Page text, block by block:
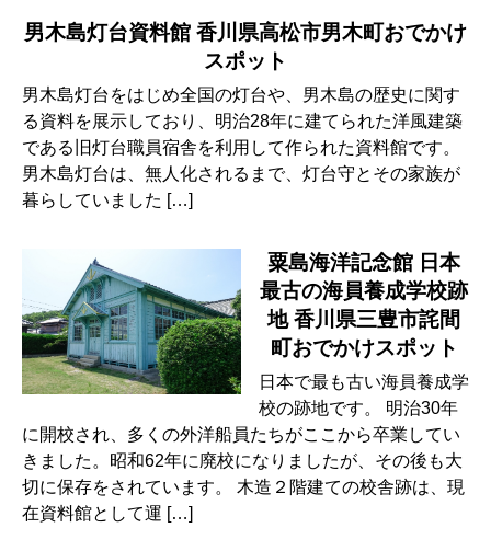
男木島灯台資料館 香川県高松市男木町おでかけ
スポット
男木島灯台をはじめ全国の灯台や、男木島の歴史に関す
る資料を展示しており、明治28年に建てられた洋風建築
である旧灯台職員宿舎を利用して作られた資料館です。
男木島灯台は、無人化されるまで、灯台守とその家族が
暮らしていました […]
粟島海洋記念館 日本
最古の海員養成学校跡
地 香川県三豊市詫間
町おでかけスポット
日本で最も古い海員養成学
校の跡地です。 明治30年
に開校され、多くの外洋船員たちがここから卒業してい
きました。昭和62年に廃校になりましたが、その後も大
切に保存をされています。 木造２階建ての校舎跡は、現
在資料館として運 […]